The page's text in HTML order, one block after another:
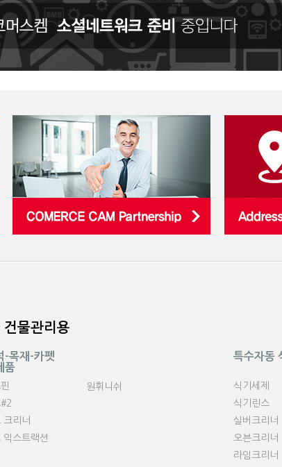
건물관리용
-목재-카펫
품
크리너
익스트랙션
원휘니쉬
특수자동
식기세제
식기린스
실버크리너
오븐크리너
라임크리너